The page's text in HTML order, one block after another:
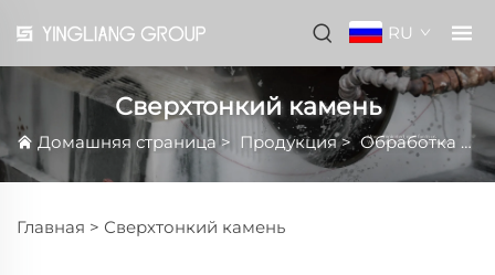
RU
Сверхтонкий камень
Домашняя страница> Продукция>Обработка
Главная > Сверхтонкий камень